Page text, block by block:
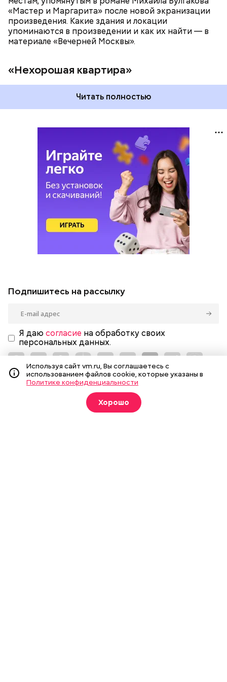
«Мастер и Маргарита» после новой экранизации
произведения. Какие здания и локации
упоминаются в произведении и как их найти — в
материале «Вечерней Москвы».
«Нехорошая квартира»
Читать полностью
Подпишитесь на рассылку
Я даю согласие на обработку своих
персональных данных.
Архив газеты
Используя сайт vm.ru, Вы соглашаетесь с
использованием файлов cookie, которые указаны в
Политике конфиденциальности
Хорошо